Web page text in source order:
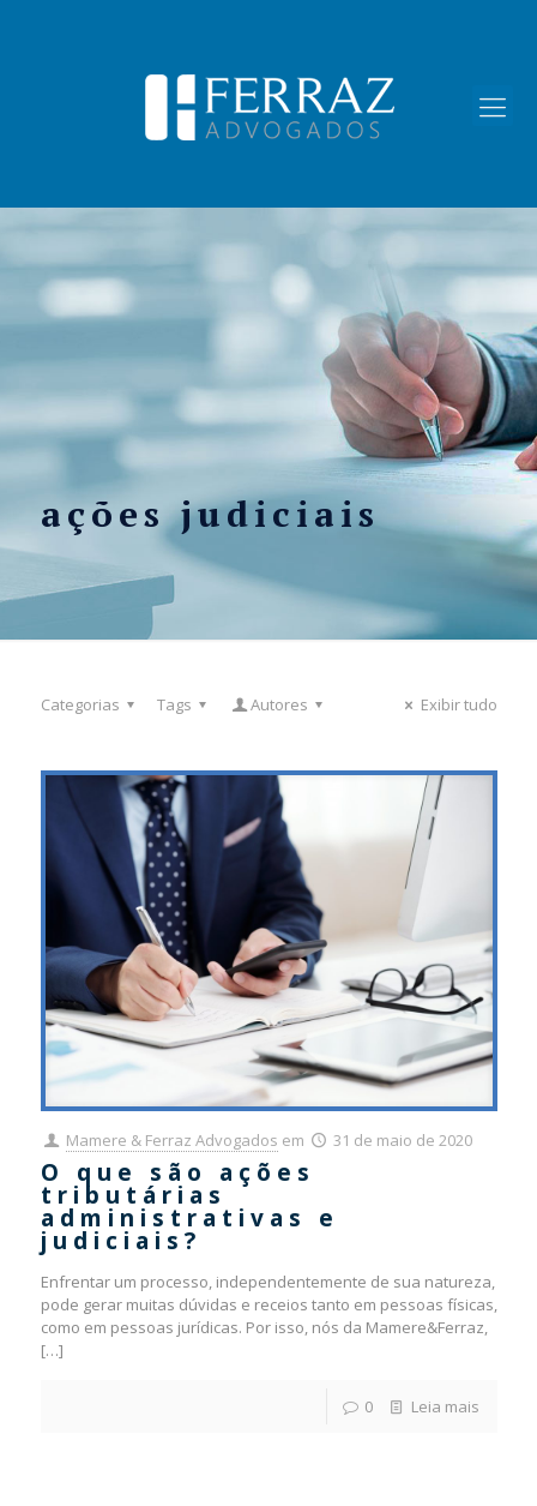
ações judiciais
Categorias Tags Autores Exibir tudo
Mamere & Ferraz Advogados em 31 de maio de 2020
O que são ações
tributárias
administrativas e
judiciais?
Enfrentar um processo, independentemente de sua natureza,
pode gerar muitas dúvidas e receios tanto em pessoas físicas,
como em pessoas jurídicas. Por isso, nós da Mamere&Ferraz,
[…]
0 Leia mais